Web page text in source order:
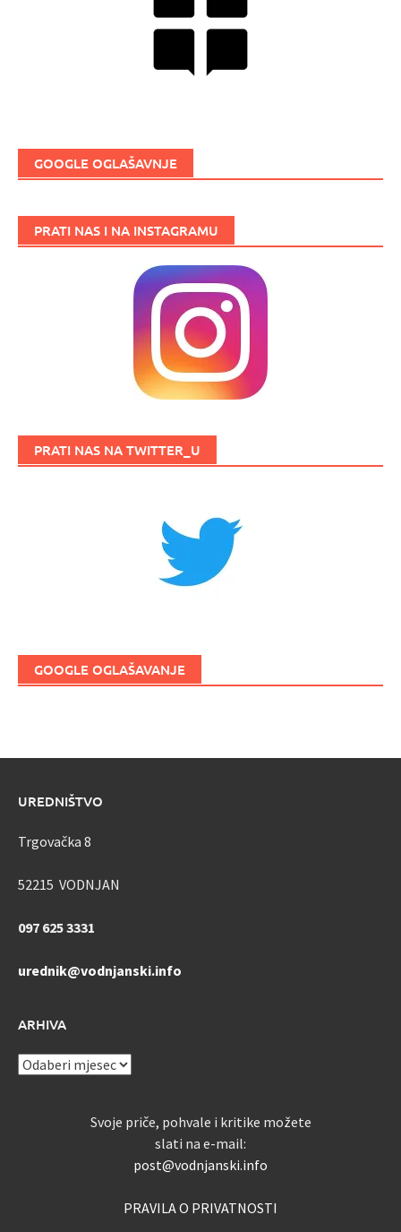
GOOGLE OGLAŠAVNJE
PRATI NAS I NA INSTAGRAMU
PRATI NAS NA TWITTER_U
GOOGLE OGLAŠAVANJE
UREDNIŠTVO
Trgovačka 8
52215 VODNJAN
097 625 3331
urednik@vodnjanski.info
ARHIVA
ARHIVA
Svoje priče, pohvale i kritike možete
slati na e-mail:
post@vodnjanski.info
PRAVILA O PRIVATNOSTI